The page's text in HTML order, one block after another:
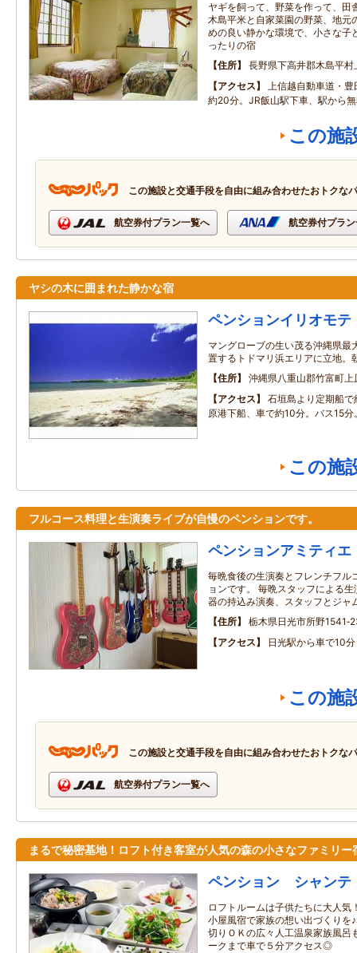
ヤギを飼って、野菜を作って、田
木島平米と自家菜園の野菜、地元
めの良い静かな環境で、小さな子
ったりの宿
住所
長野県下高井郡木島平
アクセス
上信越自動車道・
約20分。JR飯山駅下車、駅から
この施
この施設と交通手段を自由に組み合わせたおトクな
航空券付プラン一覧へ 航空券付プラ
ヤシの木に囲まれた静かな宿
ペンションイリオモテ
マングローブの生い茂る沖縄県最
置するトドマリ浜エリアに立地。
住所
沖縄県八重山郡竹富町上
アクセス
石垣島より定期船
原港下船、車で約10分。バス15分
この施
フルコース料理と生演奏ライブが自慢のペンションです。
ペンションアミティエ
毎晩食後の生演奏とフレンチフル
ョンです。 毎晩スタッフによる
器の持込み演奏、スタッフとジャ
住所
栃木県日光市所野
アクセス
日光駅から車で10分
この施
この施設と交通手段を自由に組み合わせたおトクな
航空券付プラン一覧へ
まるで秘密基地！ロフト付き客室が人気の森の小さなファミリー
ペンション シャンテ
ロフトルームは子供たちに大人気
小屋風宿で家族の想い出づくりを
切りＯＫの広々人工温泉家族風呂
ークまで車で５分アクセス◎